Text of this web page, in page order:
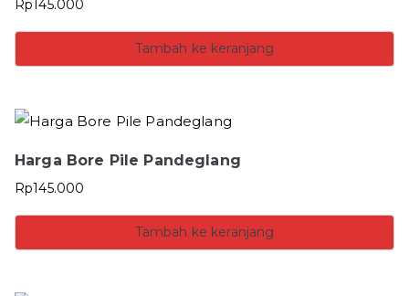
Rp145.000
Tambah ke keranjang
Harga Bore Pile Pandeglang
Rp145.000
Tambah ke keranjang